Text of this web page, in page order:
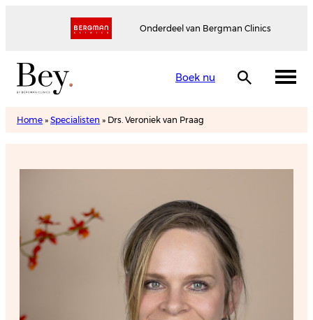
Onderdeel van Bergman Clinics
Boek nu
Home » Specialisten » Drs. Veroniek van Praag